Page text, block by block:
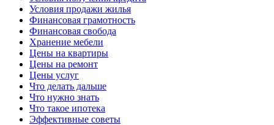
Условия продажи жилья
Финансовая грамотность
Финансовая свобода
Хранение мебели
Цены на квартиры
Цены на ремонт
Цены услуг
Что делать дальше
Что нужно знать
Что такое ипотека
Эффективные советы